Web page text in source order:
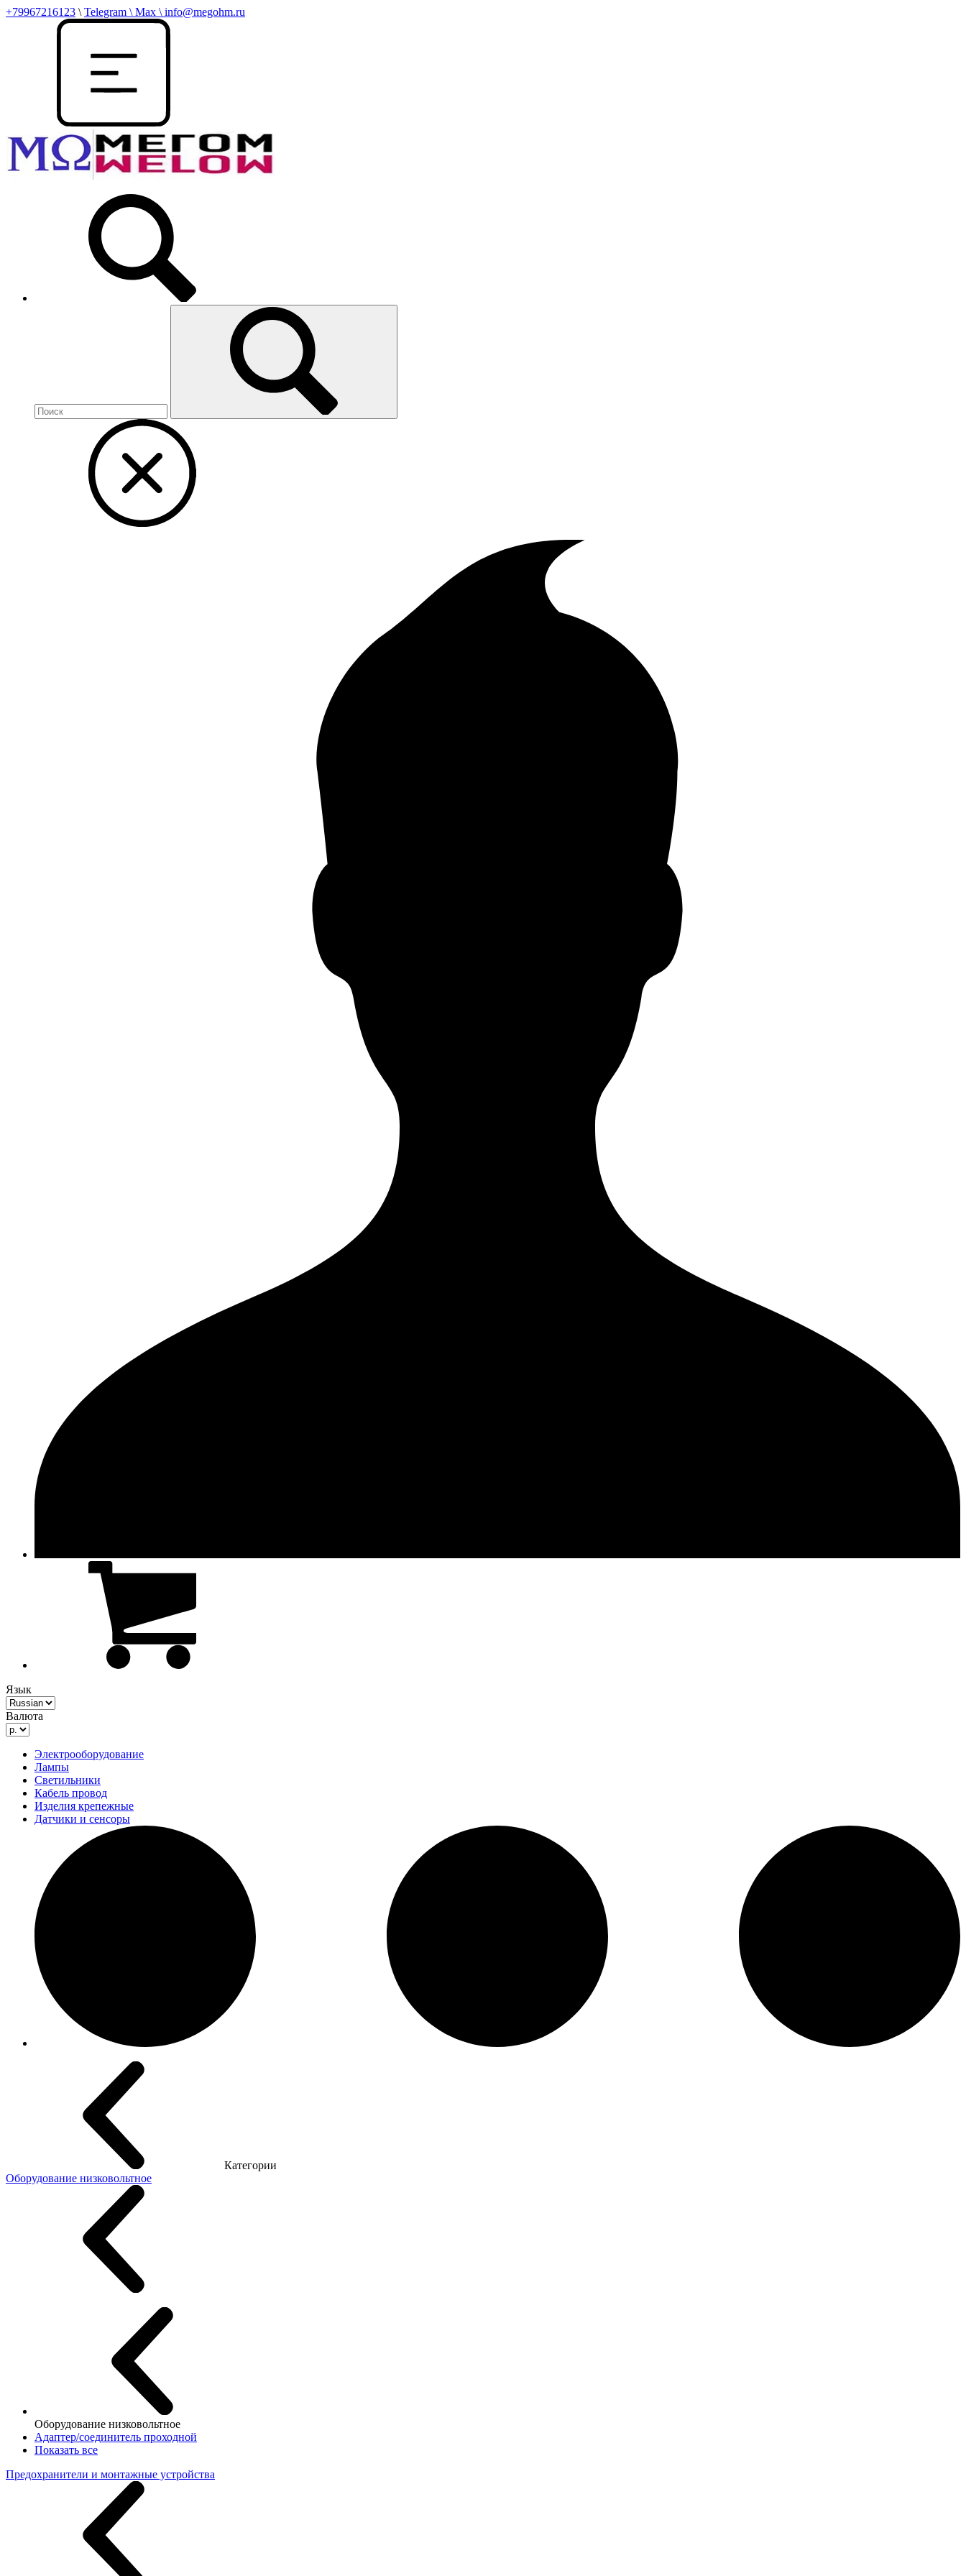
+79967216123 \ Telegram \ Max \ info@megohm.ru
Язык
Валюта
Электрооборудование
Лампы
Светильники
Кабель провод
Изделия крепежные
Датчики и сенсоры
Категории
Оборудование низковольтное
Оборудование низковольтное
Адаптер/соединитель проходной
Показать все
Предохранители и монтажные устройства